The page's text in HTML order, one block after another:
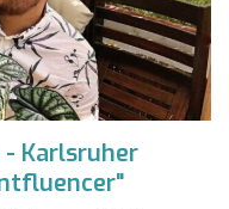
Karlsruher